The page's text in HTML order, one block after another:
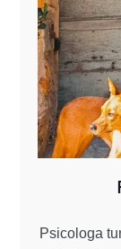
Psicologa